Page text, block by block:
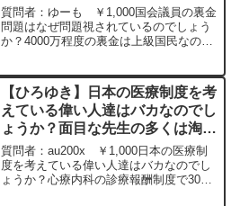
国民なのだから許容すべきだとお
もうのですがー ひろゆき切り抜
き 20240216
質問者：ゆーも ￥1,000国会議員の裏金
問題はなぜ問題視されているのでしょう
か？4000万程度の裏金は上級国民なのだ
嫉妬の文化が強く出ているなと感じてし
まいます。元動画：能登半島に最大同時
接続✖️50円の寄付をするよ、その4。
Magners Irish Ciderを呑みながら。
2024/02/16 V23
https://www.youtube.com/watch?
v=ZyS35TEeeg8****************************
**************ひろゆきさんの動画で、寄せ
【ひろゆき】日本の医療制度を考
えている偉い人達はバカなのでし
ょうか？面目な先生の多くは淘汰
され、金儲け主義の不真面目先生
ばかりが残っていますー ひろゆ
き切り抜き 20240516
質問者：au200x ￥1,000日本の医療制
度を考えている偉い人達はバカなのでし
ょうか？心療内科の診療報酬制度で30分